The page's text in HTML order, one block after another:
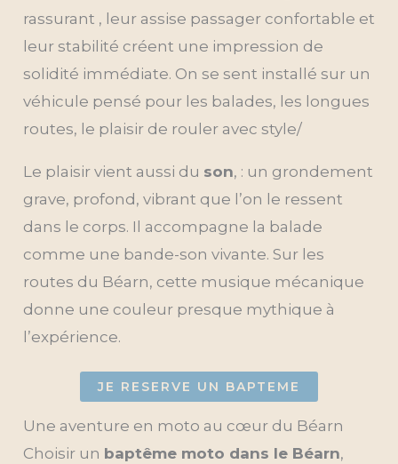
rassurant , leur assise passager confortable et
leur stabilité créent une impression de
solidité immédiate. On se sent installé sur un
véhicule pensé pour les balades, les longues
routes, le plaisir de rouler avec style/
Le plaisir vient aussi du son, : un grondement
grave, profond, vibrant que l’on le ressent
dans le corps. Il accompagne la balade
comme une bande-son vivante. Sur les
routes du Béarn, cette musique mécanique
donne une couleur presque mythique à
l’expérience.
JE RESERVE UN BAPTEME
Une aventure en moto au cœur du Béarn
Choisir un baptême moto dans le Béarn,